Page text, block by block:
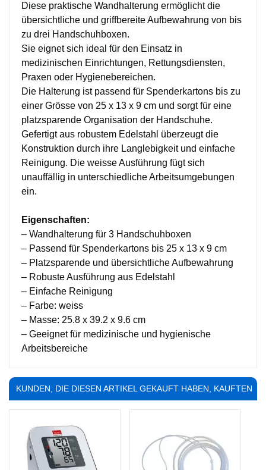
Diese praktische Wandhalterung ermöglicht die
übersichtliche und griffbereite Aufbewahrung von bis
zu drei Handschuhboxen.
Sie eignet sich ideal für den Einsatz in
medizinischen Einrichtungen, Rettungsdiensten,
Praxen oder Hygienebereichen.
Die Halterung ist passend für Spenderkartons bis zu
einer Grösse von 25 x 13 x 9 cm und sorgt für eine
platzsparende Organisation der Handschuhe.
Gefertigt aus robustem Edelstahl überzeugt die
Konstruktion durch ihre Langlebigkeit und einfache
Reinigung. Die weisse Ausführung fügt sich
unauffällig in unterschiedliche Arbeitsumgebungen
ein.
Eigenschaften:
– Wandhalterung für 3 Handschuhboxen
– Passend für Spenderkartons bis 25 x 13 x 9 cm
– Platzsparende und übersichtliche Aufbewahrung
– Robuste Ausführung aus Edelstahl
– Einfache Reinigung
– Farbe: weiss
– Masse: 25.8 x 39.2 x 9.6 cm
– Geeignet für medizinische und hygienische
Arbeitsbereiche
KUNDEN, DIE DIESEN ARTIKEL GEKAUFT HABEN, KAUFTEN